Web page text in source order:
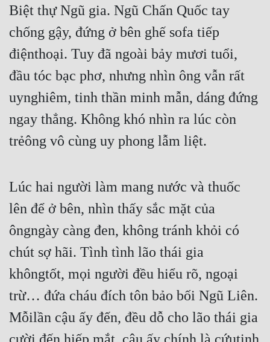
Xa Lộ Dịch
Cung Đấu
Cổ Đại
Dã Sử
Dị Giới
Dị Năng
Gia Đấu
Góc Nhìn Nam
Góc Nhìn Nữ
Biệt thự Ngũ gia. Ngũ Chấn Quốc tay
chống gậy, đứng ở bên ghế sofa tiếp
điệnthoại. Tuy đã ngoài bảy mươi tuổi,
đầu tóc bạc phơ, nhưng nhìn ông vẫn rất
uynghiêm, tinh thần minh mẫn, dáng đứng
ngay thẳng. Không khó nhìn ra lúc còn
trẻông vô cùng uy phong lẫm liệt.
Lúc hai người làm mang nước và thuốc
lên để ở bên, nhìn thấy sắc mặt của
ôngngày càng đen, không tránh khỏi có
chút sợ hãi. Tình tình lão thái gia
khôngtốt, mọi người đều hiểu rõ, ngoại
trừ… đứa cháu đích tôn bảo bối Ngũ Liên.
Mỗilần cậu ấy đến, đều dỗ cho lão thái gia